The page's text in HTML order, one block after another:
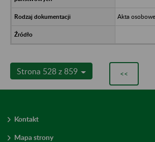
Akta osobowe
Strona 528 z 859 <<
Kontakt
Mapa strony